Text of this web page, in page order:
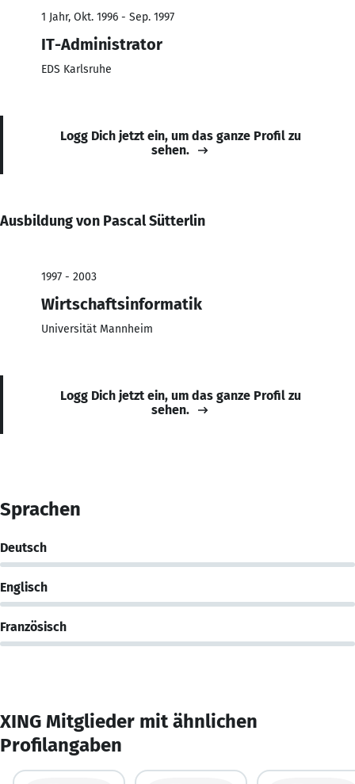
1 Jahr, Okt. 1996 - Sep. 1997
IT-Administrator
EDS Karlsruhe
Logg Dich jetzt ein, um das ganze Profil zu
sehen.
Ausbildung von Pascal Sütterlin
1997 - 2003
Wirtschaftsinformatik
Universität Mannheim
Logg Dich jetzt ein, um das ganze Profil zu
sehen.
Sprachen
Deutsch
Englisch
Französisch
XING Mitglieder mit ähnlichen
Profilangaben